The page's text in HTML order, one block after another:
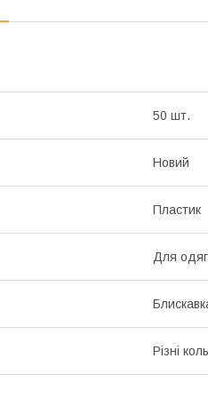
50 шт.
Новий
Пластик
Для
Різні